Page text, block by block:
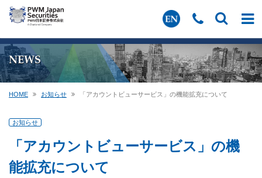
NEWS
HOME お知らせ 「アカウントビューサービス」の機能拡充について
お知らせ
「アカウントビューサービス」の機
能拡充について